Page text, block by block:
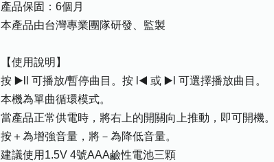
產品保固：6個月
本產品由台灣專業團隊研發、監製
【使用說明】
按 ▶️ll 可播放/暫停曲目。按 l◀️ 或 ▶️l 可選擇播放曲目。
本機為單曲循環模式。
當產品正常供電時，將右上的開關向上推動，即可開機。
按＋為增強音量，將－為降低音量。
建議使用1.5V 4號AAA鹼性電池三顆